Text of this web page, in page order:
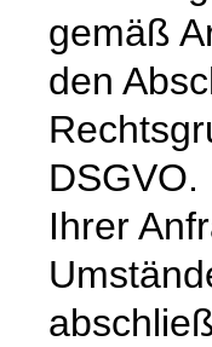
gemäß
den
Ihrer